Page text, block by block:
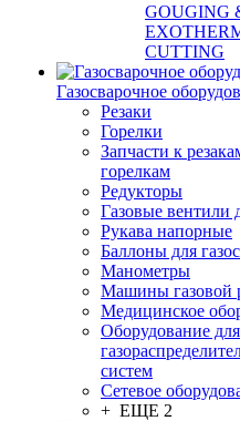
GOUGING
CUTTING
Газосварочное
Резаки
Горелки
Запчасти к
горелкам
Редукторы
Газовые вентили
Рукава напорные
Баллоны для
Манометры
Машины газовой
Медицинское
Оборудование для
систем
Сетевое
+ ЕЩЕ 2